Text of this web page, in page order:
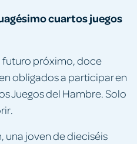
cuartos juegos
futuro próximo, doce
obligados a participar en
Juegos del Hambre. Solo
una joven de dieciséis